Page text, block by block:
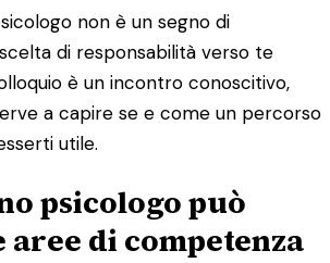
non è un segno di
di responsabilità verso te
è un incontro conoscitivo,
a capire se e come un percorso
utile.
psicologo può
di competenza